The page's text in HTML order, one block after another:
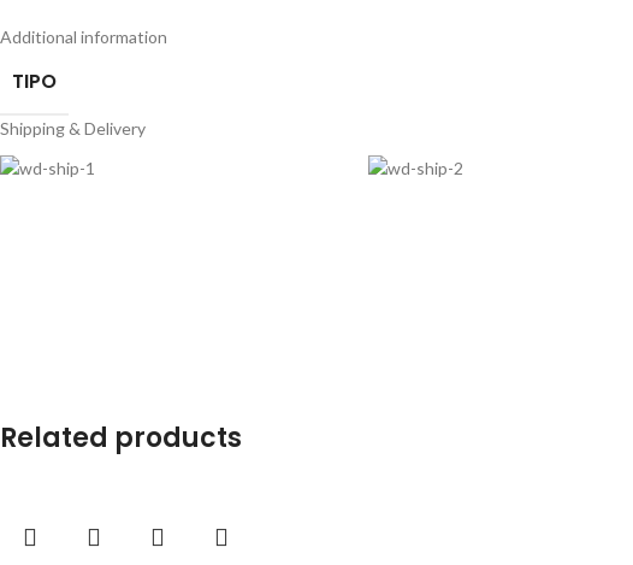
Additional information
TIPO
Shipping & Delivery
Related products